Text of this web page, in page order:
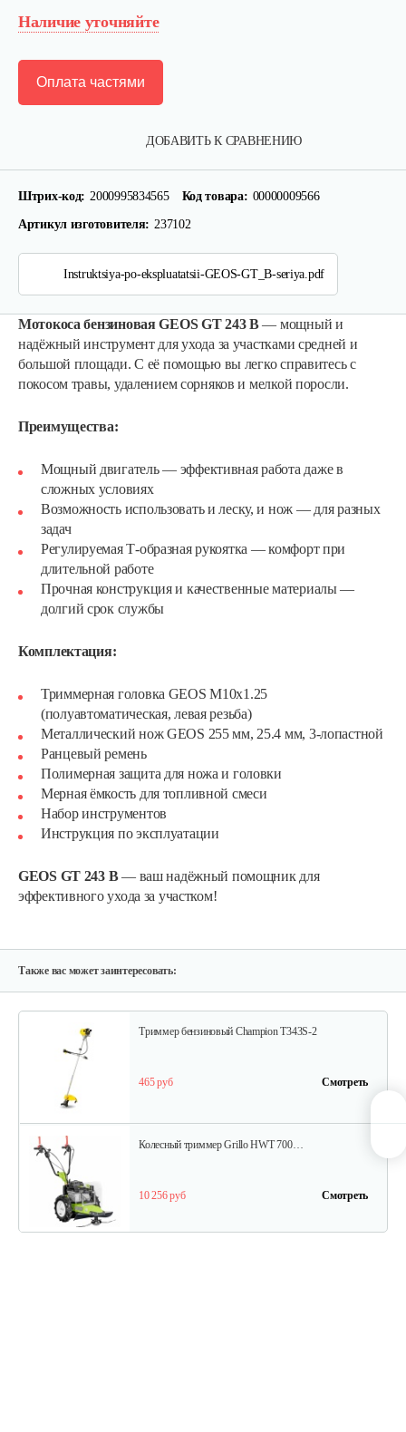
Наличие уточняйте
ДОБАВИТЬ К СРАВНЕНИЮ
Оплата частями
Штрих-код: 2000995834565 Код товара: 00000009566
Артикул изготовителя: 237102
Instruktsiya-po-ekspluatatsii-GEOS-GT_B-seriya.pdf
Мотокоса бензиновая GEOS GT 243 B— мощный и
надёжный инструмент для ухода за участками средней и
большой площади. С её помощью вы легко справитесь с
покосом травы, удалением сорняков и мелкой поросли.
Преимущества:
Мощный двигатель — эффективная работа даже в
сложных условиях
Возможность использовать и леску, и нож — для разных
задач
Регулируемая Т-образная рукоятка — комфорт при
длительной работе
Прочная конструкция и качественные материалы —
долгий срок службы
Комплектация:
Триммерная головка GEOS M10х1.25
(полуавтоматическая, левая резьба)
Металлический нож GEOS 255 мм, 25.4 мм, 3-лопастной
Ранцевый ремень
Полимерная защита для ножа и головки
Мерная ёмкость для топливной смеси
Набор инструментов
Инструкция по эксплуатации
GEOS GT 243 B— ваш надёжный помощник для
эффективного ухода за участком!
Также вас может заинтересовать:
Мотокоса бензиновая AL-KO GEOS Max…
770 руб
Триммер бензиновый Champion T343S-2
465 руб Смотреть
Колесный триммер Grillo HWT 700…
10 256 руб Смотреть